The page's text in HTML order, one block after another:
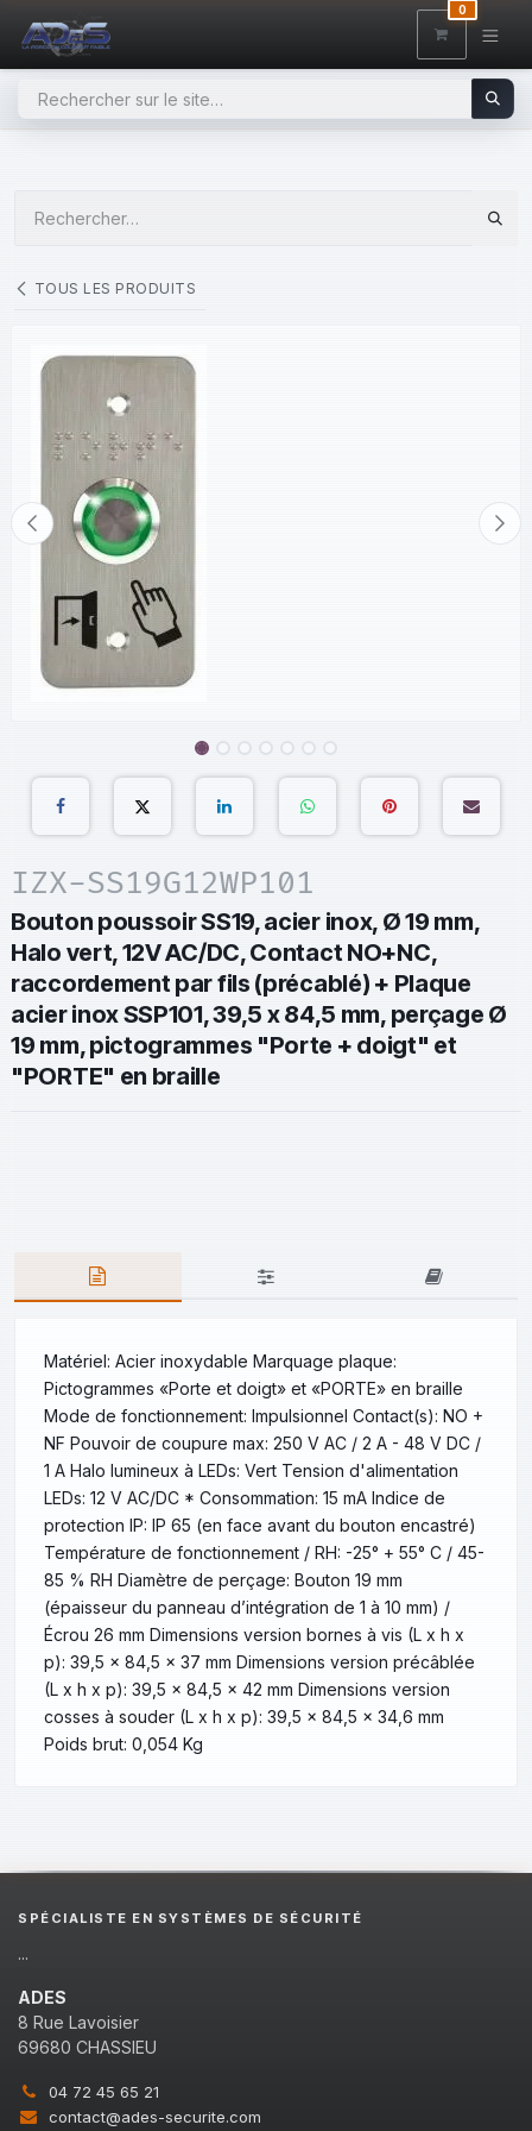
0
TOUS LES PRODUITS
IZX-SS19G12WP101
Bouton poussoir SS19, acier inox, Ø 19 mm,
Halo vert, 12V AC/DC, Contact NO+NC,
raccordement par fils (précablé) + Plaque
acier inox SSP101, 39,5 x 84,5 mm, perçage Ø
19 mm, pictogrammes "Porte + doigt" et
"PORTE" en braille
Matériel: Acier inoxydable Marquage plaque:
Pictogrammes «Porte et doigt» et «PORTE» en braille
Mode de fonctionnement: Impulsionnel Contact(s): NO +
NF Pouvoir de coupure max: 250 V AC / 2 A - 48 V DC /
1 A Halo lumineux à LEDs: Vert Tension d'alimentation
LEDs: 12 V AC/DC * Consommation: 15 mA Indice de
protection IP: IP 65 (en face avant du bouton encastré)
Température de fonctionnement / RH: -25° + 55° C / 45-
85 % RH Diamètre de perçage: Bouton 19 mm
(épaisseur du panneau d’intégration de 1 à 10 mm) /
Écrou 26 mm Dimensions version bornes à vis (L x h x
p): 39,5 x 84,5 x 37 mm Dimensions version précâblée
(L x h x p): 39,5 x 84,5 x 42 mm Dimensions version
cosses à souder (L x h x p): 39,5 x 84,5 x 34,6 mm
Poids brut: 0,054 Kg
SPÉCIALISTE EN SYSTÈMES DE SÉCURITÉ
...
ADES
8 Rue Lavoisier
69680 CHASSIEU
04 72 45 65 21
contact@ades-securite.com